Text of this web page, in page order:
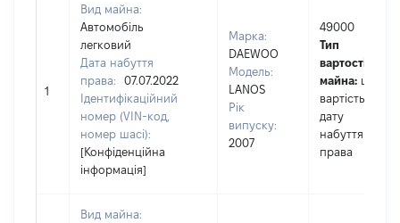
1
Вид майна:
Автомобіль
легковий
Дата набуття
права:
07.07.2022
Ідентифікаційний
номер (VIN-код,
номер шасі):
[Конфіденційна
інформація]
Марка:
DAEWOO
Модель:
LANOS
Рік
випуску:
2007
49000
Тип
вартості
майна: це
вартість на
дату
набуття
права
Вид майна: